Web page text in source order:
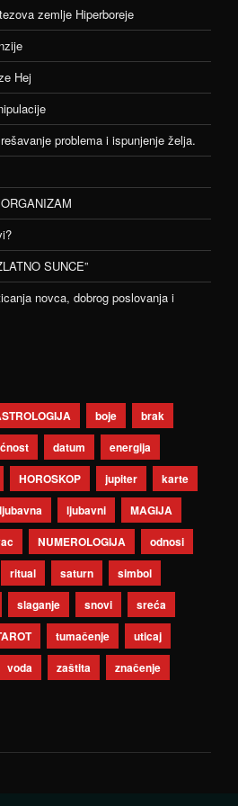
zemlje Hiperboreje
Hej
problema i ispunjenje želja.
SUNCE”
novca, dobrog poslovanja i
boje
brak
datum
energija
HOROSKOP jupiter
karte
ljubavna ljubavni
MAGIJA
NUMEROLOGIJA
odnosi
ritual saturn
simbol
slaganje snovi
sreća
tumačenje
uticaj
voda zaštita značenje